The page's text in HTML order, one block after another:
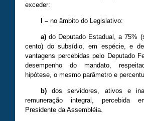
exceder:
I –no âmbito do Legislativo:
a)do Deputado Estadual, a 75%
cento) do subsídio, em espécie, e
vantagens percebidas pelo Deputado
desempenho do mandato,
hipótese, o mesmo parâmetro e
b)dos servidores, ativos e
remuneração integral, percebida
Presidente da Assembléia.